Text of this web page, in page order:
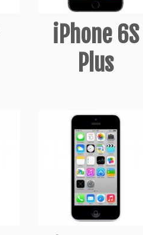
iPhone 6S
Plus